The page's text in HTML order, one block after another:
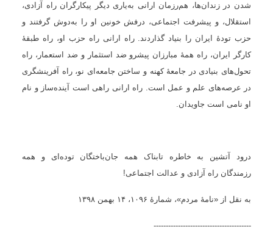
شدن در زندان‌ها، هم‌رزمان ارانی به‌یاری دیگر پیکارگران راه آزادی،
استقلال، و پیشرفت اجتماعی، درفش خونین او را به‌دوش گرفتند و
حزب تودهٔ ایران را بنیاد گذاردند. راه ارانی راه حزب او، راه طبقۀ
کارگر ایران، راه همۀ مبارزان پیشرو ضد استثمار و ضد استعمار، راه
تحول‌های بنیادی در جامعۀ کهنه و ساختن جامعه‌ای نو، راه آفرینشگری
در عرصه‌های علم و عمل است. راه ارانی راهی است آینده‌ساز و نام
او نامی است جاویدان.
درود آتشین به خاطره تابناک همه جان‌باختگان توده‌ای و همه
رزمندگان راه آزادی و عدالت اجتماعی!
به نقل از «نامهٔ مردم»، شمارۀ۱۰۹۶،۱۴بهمن۱۳۹۸
----------------------------------------